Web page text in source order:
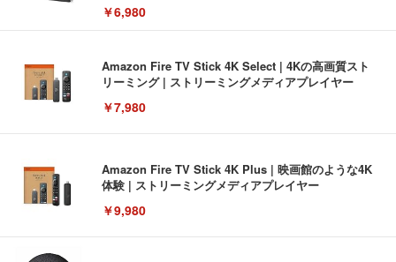
￥6,980
Amazon Fire TV Stick 4K Select | 4Kの高画質スト
リーミング | ストリーミングメディアプレイヤー
￥7,980
Amazon Fire TV Stick 4K Plus | 映画館のような4K
体験 | ストリーミングメディアプレイヤー
￥9,980